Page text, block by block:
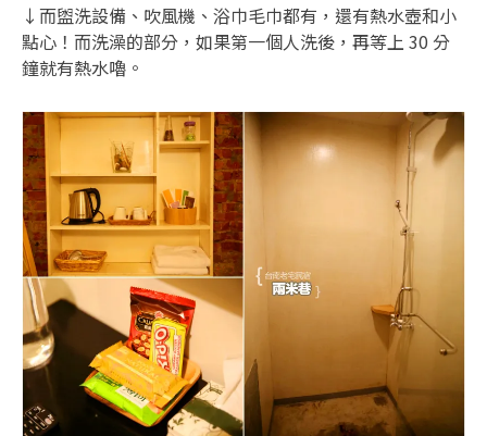
↓而盥洗設備、吹風機、浴巾毛巾都有，還有熱水壺和小
點心！而洗澡的部分，如果第一個人洗後，再等上 30 分
鐘就有熱水嚕。